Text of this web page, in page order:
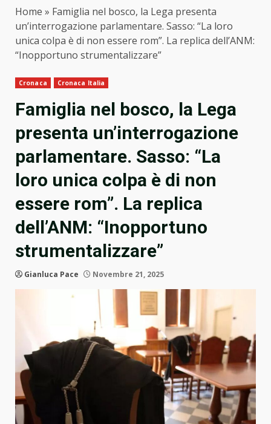
Home » Famiglia nel bosco, la Lega presenta
un’interrogazione parlamentare. Sasso: “La loro
unica colpa è di non essere rom”. La replica dell’ANM:
“Inopportuno strumentalizzare”
Cronaca Cronaca Italia
Famiglia nel bosco, la Lega
presenta un’interrogazione
parlamentare. Sasso: “La
loro unica colpa è di non
essere rom”. La replica
dell’ANM: “Inopportuno
strumentalizzare”
Gianluca Pace Novembre 21, 2025